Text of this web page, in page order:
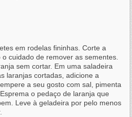
em rodelas fininhas. Corte a
cuidado de remover as sementes.
sem cortar. Em uma saladeira
laranjas cortadas, adicione a
a seu gosto com sal, pimenta
o pedaço de laranja que
Leve à geladeira por pelo menos